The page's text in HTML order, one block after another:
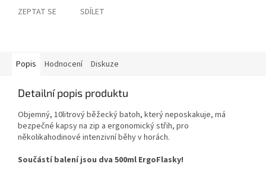
ZEPTAT SE SDÍLET
Popis Hodnocení Diskuze
Detailní popis produktu
Objemný, 10litrový běžecký batoh, který neposkakuje, má
bezpečné kapsy na zip a ergonomický střih, pro
několikahodinové intenzivní běhy v horách.
Součástí balení jsou dva 500ml ErgoFlasky!